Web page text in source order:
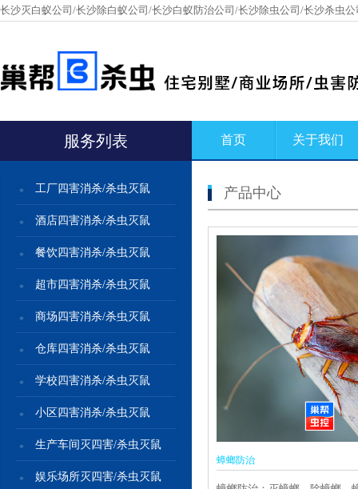
长沙灭白蚁公司/长沙除白蚁公司/长沙白蚁防治公司/长沙除虫公司/长沙杀虫
服务列表 首页 关于我们
工厂四害消杀/杀虫灭鼠
酒店四害消杀/杀虫灭鼠
餐饮四害消杀/杀虫灭鼠
超市四害消杀/杀虫灭鼠
商场四害消杀/杀虫灭鼠
仓库四害消杀/杀虫灭鼠
学校四害消杀/杀虫灭鼠
小区四害消杀/杀虫灭鼠
生产车间灭四害/杀虫灭鼠
娱乐场所灭四害/杀虫灭鼠
产品中心
蟑螂防治